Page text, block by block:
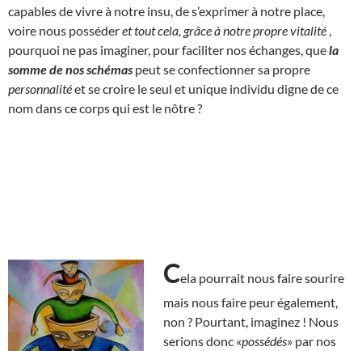
capables de vivre à notre insu, de s’exprimer à notre place,
voire nous posséderet tout cela, grâce à notre propre vitalité
pourquoi ne pas imaginer, pour faciliter nos échanges, quela
somme de nos schémas peut se confectionner sa propre
personnalitéet se croire le seul et unique individu digne de ce
nom dans ce corps qui est le nôtre ?
Cela pourrait nous faire sourire
mais nous faire peur également,
non ? Pourtant, imaginez ! Nous
serions donc «possédés» par nos